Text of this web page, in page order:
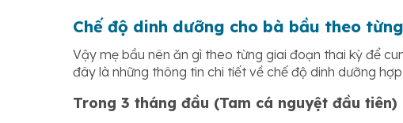
Chế độ dinh dưỡng cho bà bầu theo
Vậy mẹ bầu nên ăn gì theo từng giai đoạn thai kỳ để
đây là những thông tin chi tiết về chế độ dinh dưỡng
Trong 3 tháng đầu (Tam cá nguyệt đầu tiên)